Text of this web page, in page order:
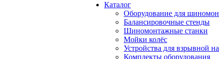
Каталог
Оборудование для
Балансировочные стенды
Шиномонтажные станки
Мойки колёс
Устройства для взрывной
Комплекты оборудования